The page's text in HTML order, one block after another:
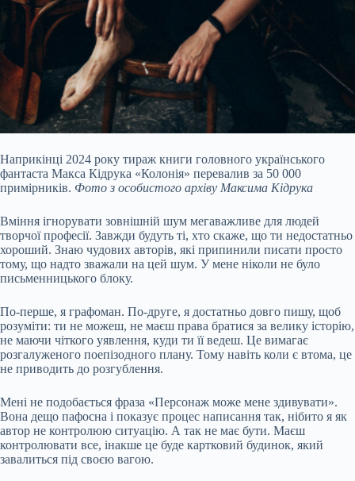
Наприкінці 2024 року тираж книги головного українського
фантаста Макса Кідрука «Колонія» перевалив за 50 000
примірників. Фото з особистого архіву Максима Кідрука
Вміння ігнорувати зовнішній шум мегаважливе для людей
творчої професії. Завжди будуть ті, хто скаже, що ти недостатньо
хороший. Знаю чудових авторів, які припинили писати просто
тому, що надто зважали на цей шум. У мене ніколи не було
письменницького блоку.
По‐перше, я графоман. По‐друге, я достатньо довго пишу, щоб
розуміти: ти не можеш, не маєш права братися за велику історію,
не маючи чіткого уявлення, куди ти її ведеш. Це вимагає
розгалуженого поепізодного плану. Тому навіть коли є втома, це
не приводить до розгублення.
Мені не подобається фраза «Персонаж може мене здивувати».
Вона дещо пафосна і показує процес написання так, нібито я як
автор не контролюю ситуацію. А так не має бути. Маєш
контролювати все, інакше це буде картковий будинок, який
завалиться під своєю вагою.